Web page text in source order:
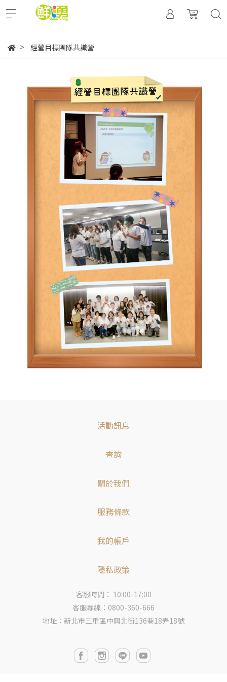
經營目標團隊共識營
活動訊息
查詢
關於我們
服務條款
我的帳戶
隱私政策
客服時間： 10:00-17:00
客服專線：0800-360-666
地址：新北市三重區中興北街136巷18弄18號